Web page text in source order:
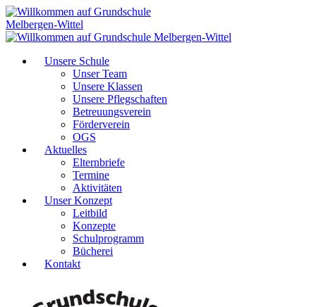
Unsere Schule
Unser Team
Unsere Klassen
Unsere Pflegschaften
Betreuungsverein
Förderverein
OGS
Aktuelles
Elternbriefe
Termine
Aktivitäten
Unser Konzept
Leitbild
Konzepte
Schulprogramm
Bücherei
Kontakt